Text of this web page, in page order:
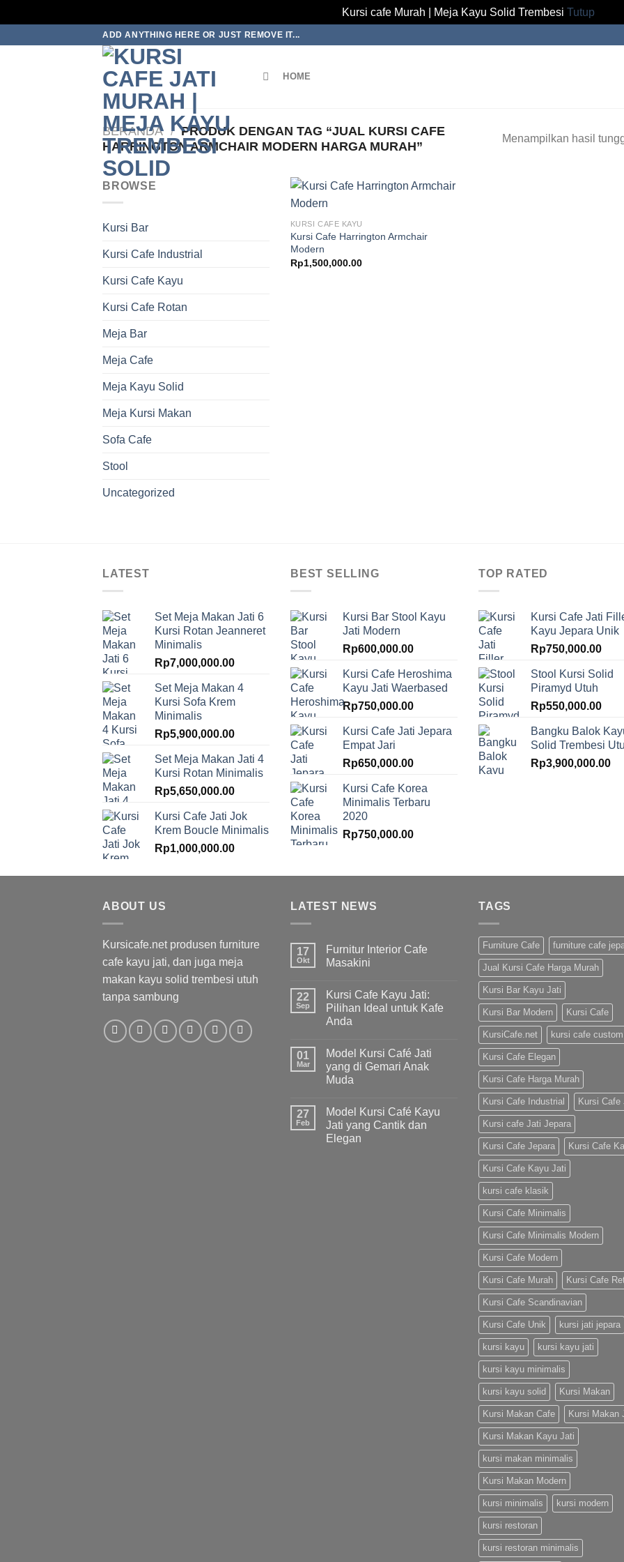
Kursi cafe Murah | Meja Kayu Solid Trembesi Tutup
ADD ANYTHING HERE OR JUST REMOVE IT...
HOME
BERANDA / PRODUK DENGAN TAG “JUAL KURSI CAFE
HARRINGTON ARMCHAIR MODERN HARGA MURAH”
Menampilkan hasil
BROWSE
Kursi Bar
Kursi Cafe Industrial
Kursi Cafe Kayu
Kursi Cafe Rotan
Meja Bar
Meja Cafe
Meja Kayu Solid
Meja Kursi Makan
Sofa Cafe
Stool
Uncategorized
KURSI CAFE KAYU
Kursi Cafe Harrington Armchair
Modern
Rp1,500,000.00
LATEST
Set Meja Makan Jati 6
Kursi Rotan Jeanneret
Minimalis
Rp7,000,000.00
Set Meja Makan 4
Kursi Sofa Krem
Minimalis
Rp5,900,000.00
Set Meja Makan Jati 4
Kursi Rotan Minimalis
Rp5,650,000.00
Kursi Cafe Jati Jok
Krem Boucle Minimalis
Rp1,000,000.00
BEST SELLING
Kursi Bar Stool Kayu
Jati Modern
Rp600,000.00
Kursi Cafe Heroshima
Kayu Jati Waerbased
Rp750,000.00
Kursi Cafe Jati Jepara
Empat Jari
Rp650,000.00
Kursi Cafe Korea
Minimalis Terbaru
2020
Rp750,000.00
TOP RATED
Kursi Cafe Jati
Kayu Jepara Unik
Rp750,000.00
Stool Kursi Solid
Piramyd Utuh
Rp550,000.00
Bangku Balok
Solid Trembesi
Rp3,900,000.00
ABOUT US
Kursicafe.net produsen furniture
cafe kayu jati, dan juga meja
makan kayu solid trembesi utuh
tanpa sambung
LATEST NEWS
17
Okt
Furnitur Interior Cafe
Masakini
22
Sep
Kursi Cafe Kayu Jati:
Pilihan Ideal untuk Kafe
Anda
01
Mar
Model Kursi Café Jati
yang di Gemari Anak
Muda
27
Feb
Model Kursi Café Kayu
Jati yang Cantik dan
Elegan
TAGS
Furniture Cafe furniture cafe
Jual Kursi Cafe Harga Murah
Kursi Bar Kayu Jati
Kursi Bar Modern Kursi Cafe
KursiCafe.net kursi cafe custom
Kursi Cafe Elegan
Kursi Cafe Harga Murah
Kursi Cafe Industrial Kursi Cafe
Kursi cafe Jati Jepara
Kursi Cafe Jepara Kursi Cafe
Kursi Cafe Kayu Jati
kursi cafe klasik
Kursi Cafe Minimalis
Kursi Cafe Minimalis Modern
Kursi Cafe Modern
Kursi Cafe Murah Kursi Cafe
Kursi Cafe Scandinavian
Kursi Cafe Unik kursi jati jepara
kursi kayu kursi kayu jati
kursi kayu minimalis
kursi kayu solid Kursi Makan
Kursi Makan Cafe Kursi Makan
Kursi Makan Kayu Jati
kursi makan minimalis
Kursi Makan Modern
kursi minimalis kursi modern
kursi restoran
kursi restoran minimalis